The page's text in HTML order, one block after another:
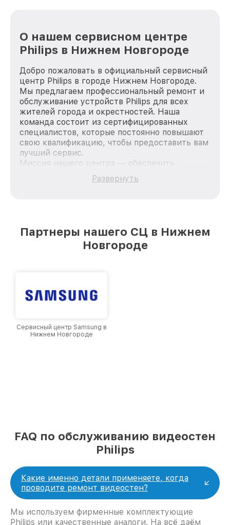
О нашем сервисном центре
Philips в Нижнем Новгороде
Добро пожаловать в официальный сервисный
центр Philips в городе Нижнем Новгороде.
Мы предлагаем профессиональный ремонт и
обслуживание устройств Philips для всех
жителей города и окрестностей. Наша
команда состоит из сертифицированных
специалистов, которые постоянно повышают
свою квалификацию, чтобы предоставить вам
лучший сервис.
Миссия нашего центра — обеспечить
качественный и доступный ремонт для
каждого пользователя продукции Philips, вне
лучшим сервисным центром Philips в городе
Нижнем Новгороде, постоянно повышая
Развернуть
Партнеры нашего СЦ в Нижнем
Новгороде
Сервисный центр Samsung в
Нижнем Новгороде
FAQ по обслуживанию видеостен
Philips
Какие именно детали применяете, когда
проводите ремонт видеостен?
Мы используем фирменные комплектующие
Philips или качественные аналоги. На всё даём